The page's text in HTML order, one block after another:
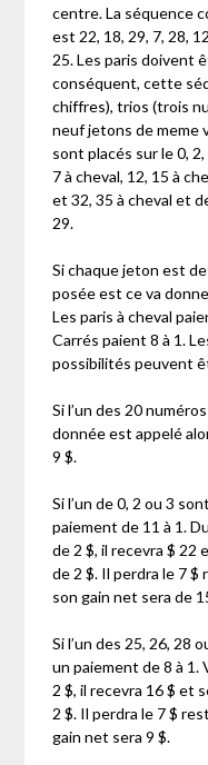
centre. La séquence
est 22, 18, 29, 7, 28,
25. Les paris doivent
conséquent, cette
chiffres), trios (trois
neuf jetons de meme
sont placés sur le 0,
7 à cheval, 12, 15 à
et 32, 35 à cheval et
29.
Si chaque jeton est
posée est ce va
Les paris à cheval
Carrés paient 8 à 1.
possibilités peuvent
Si l’un des 20
donnée est appelé
9 $.
Si l’un de 0, 2 ou 3
paiement de 11 à 1.
de 2 $, il recevra $ 22
de 2 $. Il perdra le 7 $
son gain net sera de
Si l’un des 25, 26, 28
un paiement de 8 à 1.
2 $, il recevra 16 $ et
2 $. Il perdra le 7 $
gain net sera 9 $.